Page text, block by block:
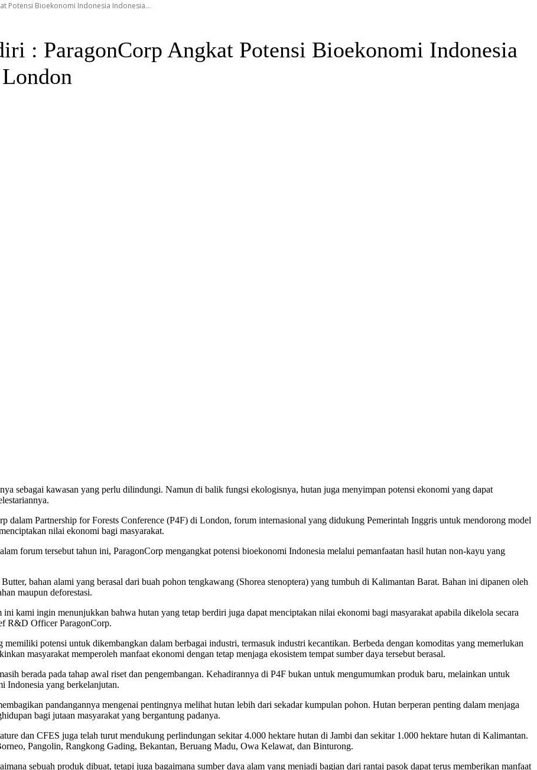
Potensi Bioekonomi Indonesia Indonesia...
: ParagonCorp Angkat Potensi Bioekonomi Indonesia
sebagai kawasan yang perlu dilindungi. Namun di balik fungsi ekologisnya, hutan juga menyimpan potensi ekonomi yang dapat
dalam Partnership for Forests Conference (P4F) di London, forum internasional yang didukung Pemerintah Inggris untuk mendorong model
nilai ekonomi bagi masyarakat.
forum tersebut tahun ini, ParagonCorp mengangkat potensi bioekonomi Indonesia melalui pemanfaatan hasil hutan non-kayu yang
bahan alami yang berasal dari buah pohon tengkawang (Shorea stenoptera) yang tumbuh di Kalimantan Barat. Bahan ini dipanen oleh
maupun deforestasi.
kami ingin menunjukkan bahwa hutan yang tetap berdiri juga dapat menciptakan nilai ekonomi bagi masyarakat apabila dikelola secara
R&D Officer ParagonCorp.
potensi untuk dikembangkan dalam berbagai industri, termasuk industri kecantikan. Berbeda dengan komoditas yang memerlukan
masyarakat memperoleh manfaat ekonomi dengan tetap menjaga ekosistem tempat sumber daya tersebut berasal.
berada pada tahap awal riset dan pengembangan. Kehadirannya di P4F bukan untuk mengumumkan produk baru, melainkan untuk
Indonesia yang berkelanjutan.
pandangannya mengenai pentingnya melihat hutan lebih dari sekadar kumpulan pohon. Hutan berperan penting dalam menjaga
bagi jutaan masyarakat yang bergantung padanya.
dan CFES juga telah turut mendukung perlindungan sekitar 4.000 hektare hutan di Jambi dan sekitar 1.000 hektare hutan di Kalimantan.
Pangolin, Rangkong Gading, Bekantan, Beruang Madu, Owa Kelawat, dan Binturong.
sebuah produk dibuat, tetapi juga bagaimana sumber daya alam yang menjadi bagian dari rantai pasok dapat terus memberikan manfaat